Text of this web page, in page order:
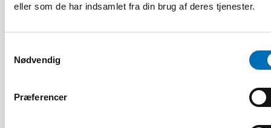
eller som de har indsamlet fra din brug af deres tjenester.
Nødvendig
Præferencer
FOLKESUNDHED
19